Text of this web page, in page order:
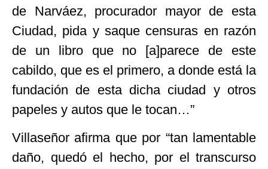
de Narváez, procurador mayor de esta
Ciudad, pida y saque censuras en razón
de un libro que no [a]parece de este
cabildo, que es el primero, a donde está la
fundación de esta dicha ciudad y otros
papeles y autos que le tocan…”
Villaseñor afirma que por “tan lamentable
daño, quedó el hecho, por el transcurso